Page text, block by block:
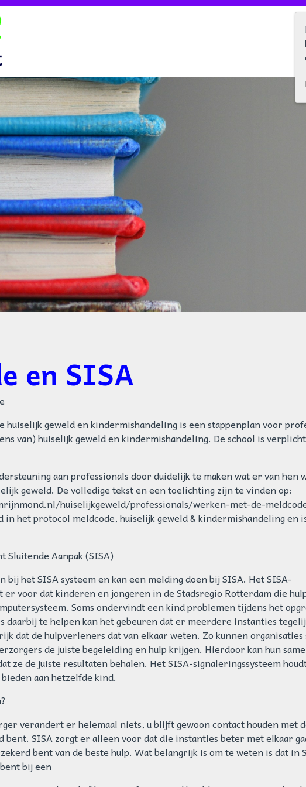
en SISA
huiselijk geweld en kindermishandeling is een stappenplan voor
van) huiselijk geweld en kindermishandeling. De school is
aan professionals door duidelijk te maken wat er van hen
geweld. De volledige tekst en een toelichting zijn te vinden op:
huiselijkgeweld/professionals/werken-met-de-
in het protocol meldcode, huiselijk geweld & kindermishandeling en
Sluitende Aanpak (SISA)
bij het SISA systeem en kan een melding doen bij SISA. Het SISA-
er voor dat kinderen en jongeren in de Stadsregio Rotterdam die
Soms ondervindt een kind problemen tijdens het
daarbij te helpen kan het gebeuren dat er meerdere instanties
dat de hulpverleners dat van elkaar weten. Zo kunnen
de juiste begeleiding en hulp krijgen. Hierdoor kan hun
ze de juiste resultaten behalen. Het SISA-signaleringssysteem
aan hetzelfde kind.
verandert er helemaal niets, u blijft gewoon contact houden met
bent. SISA zorgt er alleen voor dat die instanties beter met elkaar
bent van de beste hulp. Wat belangrijk is om te weten is dat in
bij een